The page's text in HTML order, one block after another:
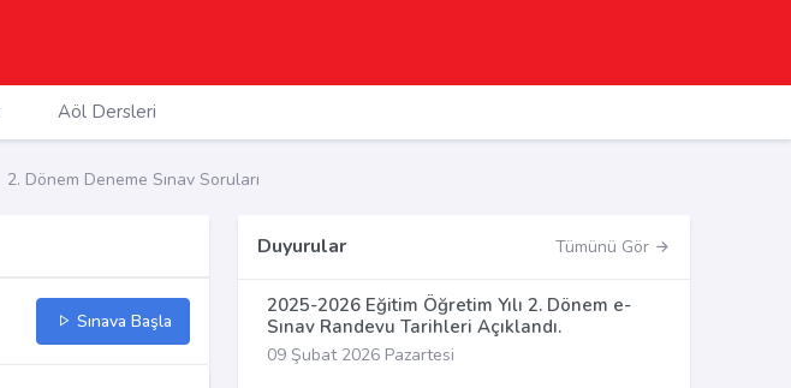
Aöl Dersleri
2. Dönem Deneme Sınav Soruları
Sınava Başla
Duyurular Tümünü Gör
2025-2026 Eğitim Öğretim Yılı 2. Dönem e-
Sınav Randevu Tarihleri Açıklandı.
09 Şubat 2026 Pazartesi